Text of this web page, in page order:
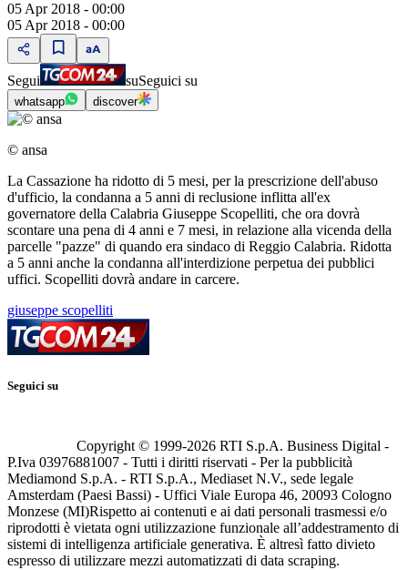
05 Apr 2018 - 00:00
05 Apr 2018 - 00:00
Segui suSeguici su
whatsapp discover
© ansa
La Cassazione ha ridotto di 5 mesi, per la prescrizione dell'abuso
d'ufficio, la condanna a 5 anni di reclusione inflitta all'ex
governatore della Calabria Giuseppe Scopelliti, che ora dovrà
scontare una pena di 4 anni e 7 mesi, in relazione alla vicenda della
parcelle "pazze" di quando era sindaco di Reggio Calabria. Ridotta
a 5 anni anche la condanna all'interdizione perpetua dei pubblici
uffici. Scopelliti dovrà andare in carcere.
giuseppe scopelliti
Seguici su
Copyright © 1999-2026 RTI S.p.A. Business Digital -
P.Iva 03976881007 - Tutti i diritti riservati - Per la pubblicità
Mediamond S.p.A. - RTI S.p.A., Mediaset N.V., sede legale
Amsterdam (Paesi Bassi) - Uffici Viale Europa 46, 20093 Cologno
Monzese (MI)Rispetto ai contenuti e ai dati personali trasmessi e/o
riprodotti è vietata ogni utilizzazione funzionale all’addestramento di
sistemi di intelligenza artificiale generativa. È altresì fatto divieto
espresso di utilizzare mezzi automatizzati di data scraping.